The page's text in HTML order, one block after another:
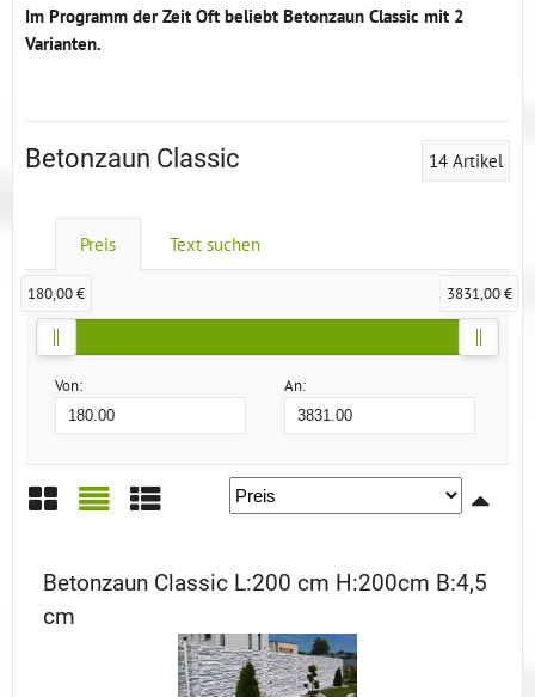
Im Programm der Zeit Oft beliebt Betonzaun Classic mit 2
Varianten.
Betonzaun Classic 14 Artikel
Preis Text suchen
Von: An:
180,00 € 3831,00 €
Betonzaun Classic L:200 cm H:200cm B:4,5
cm